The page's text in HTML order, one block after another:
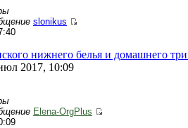
slonikus
нижнего белья и домашнего
2017, 10:09
Elena-OrgPlus